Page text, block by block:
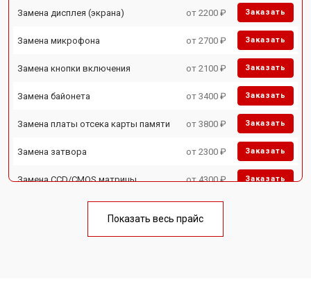
Замена дисплея (экрана) от 2200 ₽ Заказать
Замена микрофона от 2700 ₽ Заказать
Замена кнопки включения от 2100 ₽ Заказать
Замена байонета от 3400 ₽ Заказать
Замена платы отсека карты памяти от 3800 ₽ Заказать
Замена затвора от 2300 ₽ Заказать
Замена CCD/CMOS матрицы от 4300 ₽ Заказать
Чистка матрицы от 3100 ₽
Показать весь прайс